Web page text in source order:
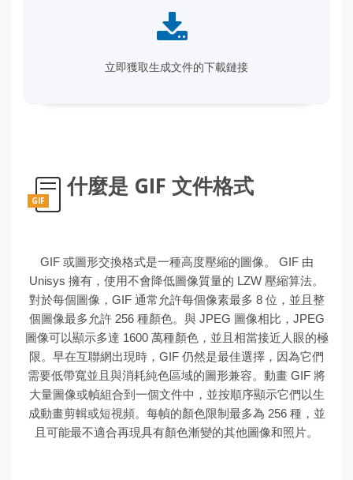
立即獲取生成文件的下載鏈接
GIF
什麼是 GIF 文件格式
GIF 或圖形交換格式是一種高度壓縮的圖像。 GIF 由
Unisys 擁有，使用不會降低圖像質量的 LZW 壓縮算法。
對於每個圖像，GIF 通常允許每個像素最多 8 位，並且整
個圖像最多允許 256 種顏色。與 JPEG 圖像相比，JPEG
圖像可以顯示多達 1600 萬種顏色，並且相當接近人眼的極
限。早在互聯網出現時，GIF 仍然是最佳選擇，因為它們
需要低帶寬並且與消耗純色區域的圖形兼容。動畫 GIF 將
大量圖像或幀組合到一個文件中，並按順序顯示它們以生
成動畫剪輯或短視頻。每幀的顏色限制最多為 256 種，並
且可能最不適合再現具有顏色漸變的其他圖像和照片。